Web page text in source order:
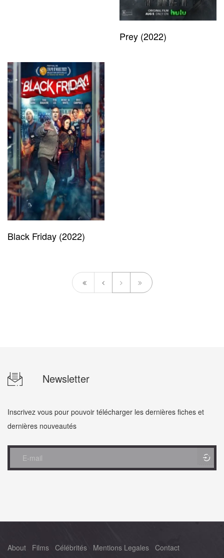
Prey (2022)
Black Friday (2022)
Newsletter
Inscrivez vous pour pouvoir télécharger les dernières fiches et
dernières nouveautés
About Films Célébrités Mentions Legales Contact